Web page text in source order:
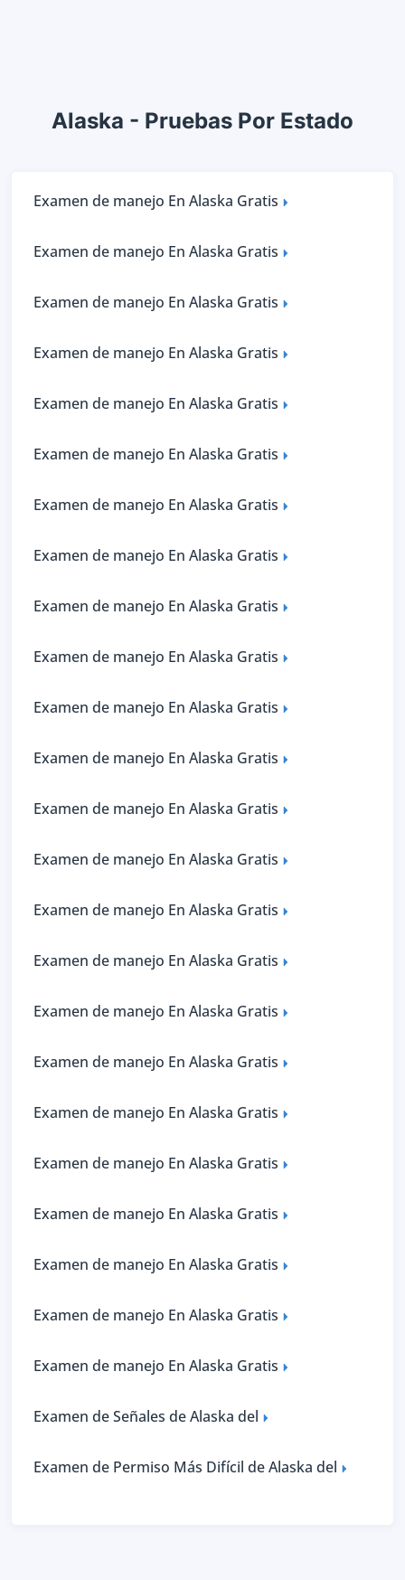
Alaska - Pruebas Por Estado
Examen de manejo En Alaska Gratis
Examen de manejo En Alaska Gratis
Examen de manejo En Alaska Gratis
Examen de manejo En Alaska Gratis
Examen de manejo En Alaska Gratis
Examen de manejo En Alaska Gratis
Examen de manejo En Alaska Gratis
Examen de manejo En Alaska Gratis
Examen de manejo En Alaska Gratis
Examen de manejo En Alaska Gratis
Examen de manejo En Alaska Gratis
Examen de manejo En Alaska Gratis
Examen de manejo En Alaska Gratis
Examen de manejo En Alaska Gratis
Examen de manejo En Alaska Gratis
Examen de manejo En Alaska Gratis
Examen de manejo En Alaska Gratis
Examen de manejo En Alaska Gratis
Examen de manejo En Alaska Gratis
Examen de manejo En Alaska Gratis
Examen de manejo En Alaska Gratis
Examen de manejo En Alaska Gratis
Examen de manejo En Alaska Gratis
Examen de manejo En Alaska Gratis
Examen de Señales de Alaska del
Examen de Permiso Más Difícil de Alaska del